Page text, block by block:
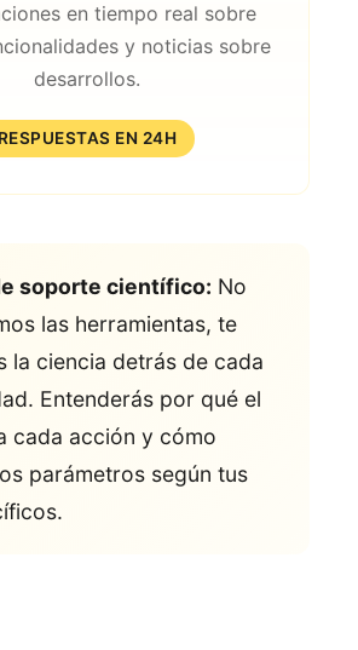
en tiempo real sobre
y noticias sobre
desarrollos.
RESPUESTAS EN 24H
soporte científico: No
las herramientas, te
la ciencia detrás de cada
Entenderás por qué el
cada acción y cómo
parámetros según tus